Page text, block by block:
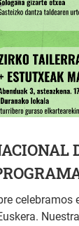
celebramos